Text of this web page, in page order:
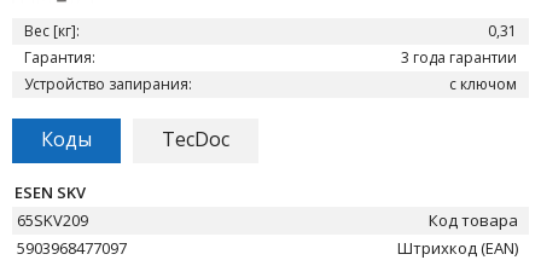
Вес [кг]:
0,31
Гарантия:
3 года гарантии
Устройство запирания:
с ключом
Коды TecDoc
ESEN SKV
65SKV209
Код товара
5903968477097
Штрихкод (EAN)